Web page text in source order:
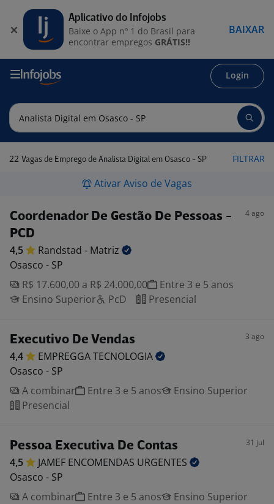
Login
22 Vagas de Emprego de Analista Digital em Osasco - SP FILTRAR
Ativar Aviso de Vagas
Coordenador De Gestão De Pessoas -
PCD
4 ago
4,5 Randstad - Matriz
Osasco - SP
R$ 17.600,00 a R$ 24.000,00
Entre 3 e 5 anos
Ensino Superior
PcD Presencial
Executivo De Vendas 3 ago
4,4 EMPREGGATECNOLOGIA
Osasco - SP
A combinar
Entre 3 e 5 anos
Ensino Superior
Presencial
Pessoa Executiva De Contas 31 jul
4,5 JAMEF ENCOMENDAS URGENTES
Osasco - SP
A combinar
Entre 3 e 5 anos
Ensino Superior
Aplicativo do Infojobs
Baixe o App nº 1 do Brasil para
encontrar empregos GRÁTIS!!
BAIXAR